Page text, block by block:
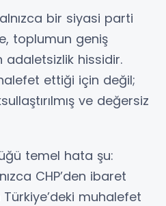
bir siyasi parti
toplumun geniş
adaletsizlik hissidir.
ettiği için değil;
ve değersiz
temel hata şu:
CHP’den ibaret
muhalefet